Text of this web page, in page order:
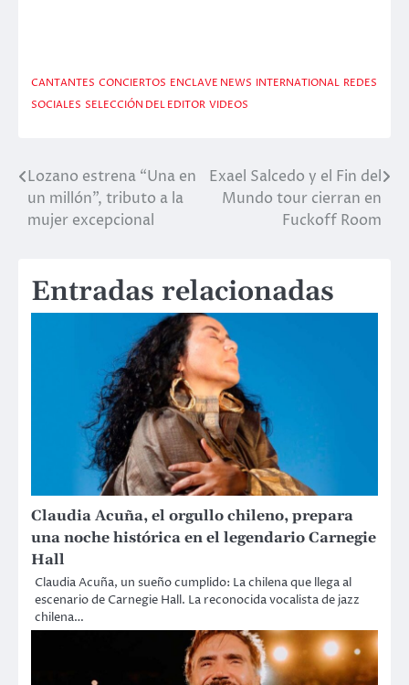
CANTANTES CONCIERTOS ENCLAVE NEWS INTERNATIONAL REDES
SOCIALES SELECCIÓN DEL EDITOR VIDEOS
Navegación
de
Lozano estrena “Una en
un millón”, tributo a la
mujer excepcional
Exael Salcedo y el Fin del
Mundo tour cierran en
Fuckoff Room
Entradas relacionadas
Claudia Acuña, el orgullo chileno, prepara
una noche histórica en el legendario Carnegie
Hall
Claudia Acuña, un sueño cumplido: La chilena que llega al
escenario de Carnegie Hall. La reconocida vocalista de jazz
chilena…